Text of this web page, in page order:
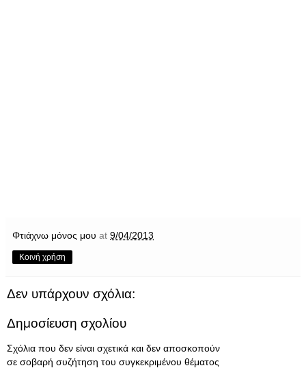
Φτιάχνω μόνος μου at 9/04/2013
Κοινή χρήση
Δεν υπάρχουν σχόλια:
Δημοσίευση σχολίου
Σχόλια που δεν είναι σχετικά και δεν αποσκοπούν
σε σοβαρή συζήτηση του συγκεκριμένου θέματος